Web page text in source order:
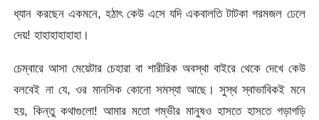
ধ্যান করছেন একমনে, হঠাৎ কেউ এসে যদি একবালতি টাটকা গরমজল ঢেলে
দেয়! হাহাহাহাহাহা।
চেম্বারে আসা মেয়েটার চেহারা বা শারীরিক অবস্থা বাইরে থেকে দেখে কেউ
বলবেই না যে, ওর মানসিক কোনো সমস্যা আছে। সুস্থ স্বাভাবিকই মনে
হয়, কিন্তু কথাগুলো! আমার মতো গম্ভীর মানুষও হাসতে হাসতে গড়াগড়ি